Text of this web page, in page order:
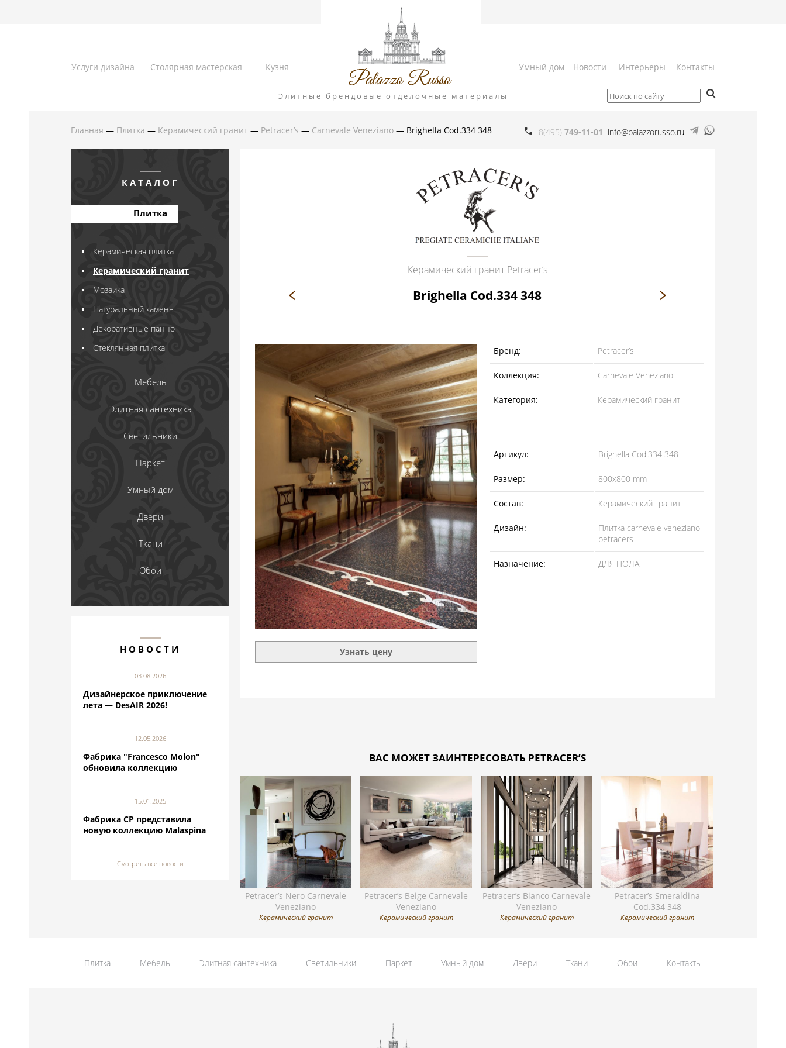
Услуги дизайна Столярная мастерская Кузня Умный дом Новости Интерьеры Контакты
Элитные брендовые отделочные материалы
8(495) 749-11-01 info@palazzorusso.ru
Главная — Плитка — Керамический гранит — Petracer’s — Carnevale Veneziano — Brighella Cod.334 348
Керамический гранит Petracer’s
Brighella Cod.334 348
Узнать цену
Бренд: Petracer’s
Коллекция: Carnevale Veneziano
Категория: Керамический гранит
Артикул: Brighella Cod.334 348
Размер: 800x800 mm
Состав: Керамический гранит
Дизайн:
Плитка carnevale veneziano
petracers
Назначение: ДЛЯ ПОЛА
ВАС МОЖЕТ ЗАИНТЕРЕСОВАТЬ PETRACER’S
Petracer’s Nero Carnevale
Veneziano
Керамический гранит
Petracer’s Beige Carnevale
Veneziano
Керамический гранит
Petracer’s Bianco Carnevale
Veneziano
Керамический гранит
Petracer’s Smeraldina
Cod.334 348
Керамический гранит
КАТАЛОГ
Плитка
Керамическая плитка
Керамический гранит
Мозаика
Натуральный камень
Декоративные панно
Стеклянная плитка
Мебель
Элитная сантехника
Светильники
Паркет
Умный дом
Двери
Ткани
Обои
НОВОСТИ
03.08.2026
Дизайнерское приключение
лета — DesAIR 2026!
12.05.2026
Фабрика "Francesco Molon"
обновила коллекцию
15.01.2025
Фабрика CP представила
новую коллекцию Malaspina
Смотреть все новости
Плитка Мебель Элитная сантехника Светильники Паркет Умный дом Двери Ткани Обои Контакты